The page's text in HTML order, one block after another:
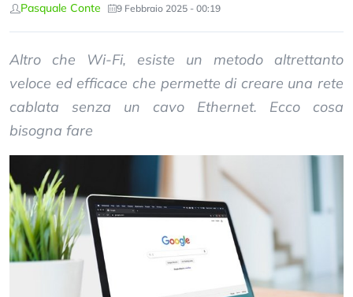
Pasquale Conte 9 Febbraio 2025 - 00:19
Altro che Wi-Fi, esiste un metodo altrettanto
veloce ed efficace che permette di creare una rete
cablata senza un cavo Ethernet. Ecco cosa
bisogna fare